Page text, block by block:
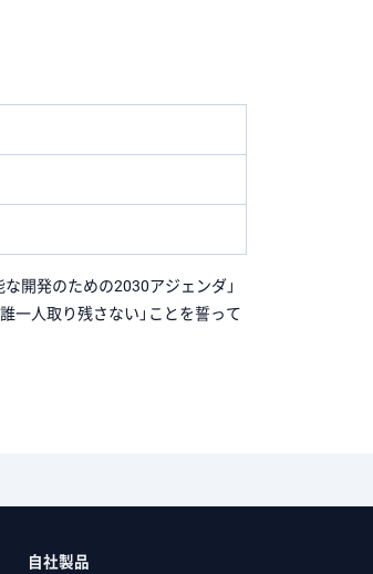
開発のための2030アジェンダ」
一人取り残さない」ことを誓って
自社製品